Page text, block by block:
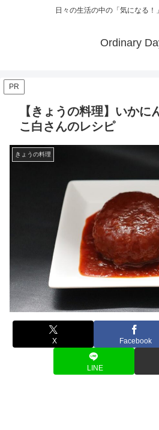
日々の生活の中の「気になる！
Ordinary
PR
【きょうの料理】いかに
こ白さんのレシピ
きょうの料理
X Facebook
LINE